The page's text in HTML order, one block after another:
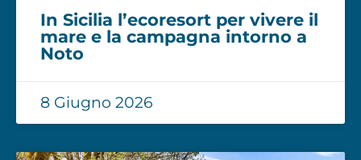
In Sicilia l’ecoresort per vivere il
mare e la campagna intorno a
Noto
8 Giugno 2026